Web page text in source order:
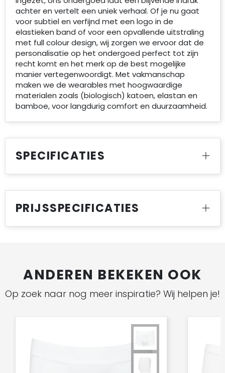
achter en vertelt een uniek verhaal. Of je nu gaat
voor subtiel en verfijnd met een logo in de
elastieken band of voor een opvallende uitstraling
met full colour design, wij zorgen we ervoor dat de
personalisatie op het ondergoed perfect tot zijn
recht komt en het merk op de best mogelijke
manier vertegenwoordigt. Met vakmanschap
maken we de wearables met hoogwaardige
materialen zoals (biologisch) katoen, elastan en
bamboe, voor langdurig comfort en duurzaamheid.
SPECIFICATIES
PRIJSSPECIFICATIES
ANDEREN BEKEKEN OOK
Op zoek naar nog meer inspiratie? Wij helpen je!